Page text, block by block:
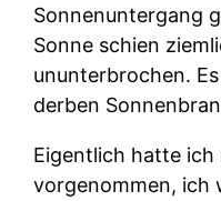
Sonnenuntergang
Sonne schien
ununterbrochen.
derben
Eigentlich hatte
vorgenommen, ich